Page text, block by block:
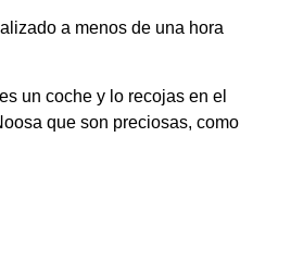
a menos de una hora
un coche y lo recojas en el
que son preciosas, como